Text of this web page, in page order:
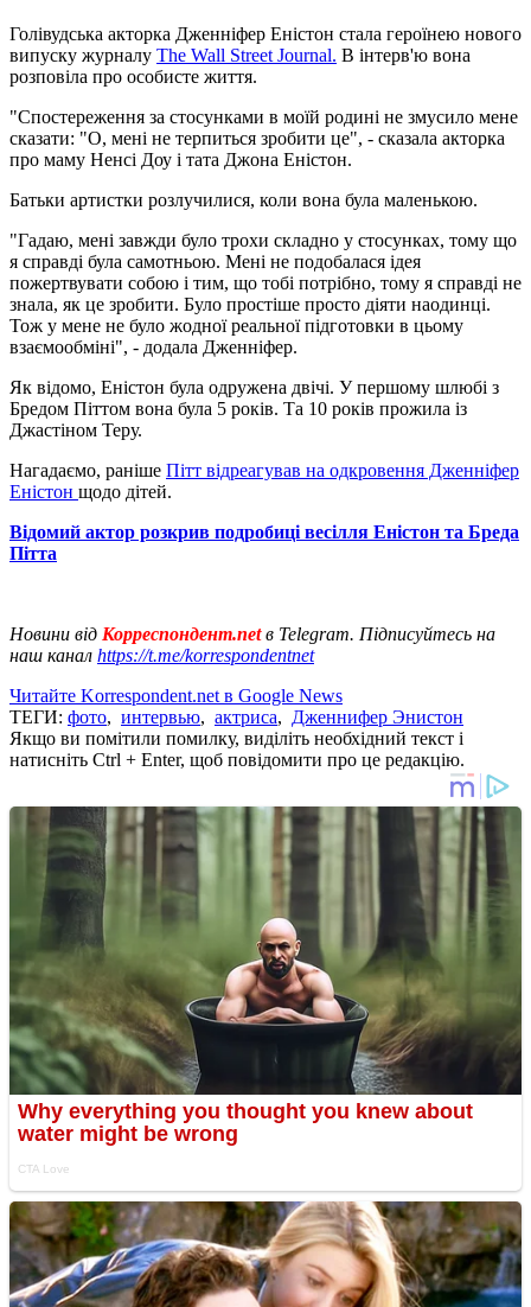
Голівудська акторка Дженніфер Еністон стала героїнею нового
випуску журналу The Wall Street Journal. В інтерв'ю вона
розповіла про особисте життя.
"Спостереження за стосунками в моїй родині не змусило мене
сказати: "О, мені не терпиться зробити це", - сказала акторка
про маму Ненсі Доу і тата Джона Еністон.
Батьки артистки розлучилися, коли вона була маленькою.
"Гадаю, мені завжди було трохи складно у стосунках, тому що
я справді була самотньою. Мені не подобалася ідея
пожертвувати собою і тим, що тобі потрібно, тому я справді не
знала, як це зробити. Було простіше просто діяти наодинці.
Тож у мене не було жодної реальної підготовки в цьому
взаємообміні", - додала Дженніфер.
Як відомо, Еністон була одружена двічі. У першому шлюбі з
Бредом Піттом вона була 5 років. Та 10 років прожила із
Джастіном Теру.
Нагадаємо, раніше Пітт відреагував на одкровення Дженніфер
Еністон щодо дітей.
Відомий актор розкрив подробиці весілля Еністон та Бреда
Пітта
Новини від Корреспондент.netв Telegram. Підписуйтесь на
наш канал https://t.me/korrespondentnet
Читайте Korrespondent.net в Google News
ТЕГИ: фото, интервью, актриса, Дженнифер Энистон
Якщо ви помітили помилку, виділіть необхідний текст і
натисніть Ctrl + Enter, щоб повідомити про це редакцію.